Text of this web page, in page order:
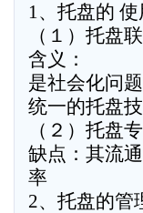
1、托盘的 使
（１）托盘
含义：
是社会化问题
统一的托盘
（２）托盘
缺点：其流
率
2、托盘的管